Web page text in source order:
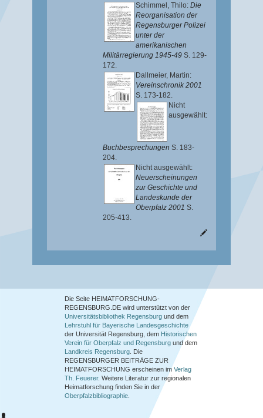
Schimmel, Thilo: Die
Reorganisation der
Regensburger Polizei
unter der
amerikanischen
Militärregierung 1945-49 S. 129-
172.
Dallmeier, Martin:
Vereinschronik 2001
S. 173-182.
Nicht
ausgewählt:
Buchbesprechungen S. 183-
204.
Nicht ausgewählt:
Neuerscheinungen
zur Geschichte und
Landeskunde der
Oberpfalz 2001 S.
205-413.
Die Seite HEIMATFORSCHUNG-
REGENSBURG.DE wird unterstützt von der
Universitätsbibliothek Regensburg und dem
Lehrstuhl für Bayerische Landesgeschichte
der Universität Regensburg, dem Historischen
Verein für Oberpfalz und Regensburg und dem
Landkreis Regensburg . Die
REGENSBURGER BEITRÄGE ZUR
HEIMATFORSCHUNG erscheinen im Verlag
Th. Feuerer. Weitere Literatur zur regionalen
Heimatforschung finden Sie in der
Oberpfalzbibliographie